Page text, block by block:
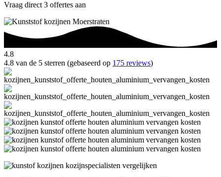
Vraag direct 3 offertes aan
4.8
4.8 van de 5 sterren (gebaseerd op 175 reviews)